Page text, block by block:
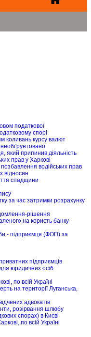
податкової
спорі
коливань курсу валют
який припинив діяльність
прав у Харкові
водійських прав
відносин
спадщини
за час затримки розрахунку
рішення
на користь банку
- підприємця (ФОП) за
підприємців
юридичних осіб
по всій Україні
на території Луганська,
адвокатів
розірвання шлюбу
спорах) в Києві
по всій Україні